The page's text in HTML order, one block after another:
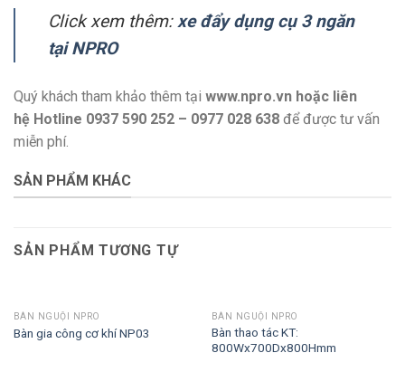
Click xem thêm: xe đẩy dụng cụ 3 ngăn
tại NPRO
Quý khách tham khảo thêm tại www.npro.vn hoặc liên
hệ Hotline 0937 590 252 – 0977 028 638 để được tư vấn
miễn phí.
SẢN PHẨM KHÁC
SẢN PHẨM TƯƠNG TỰ
BÀN NGUỘI NPRO
Bàn gia công cơ khí NP03
BÀN NGUỘI NPRO
Bàn thao tác KT:
800Wx700Dx800Hmm